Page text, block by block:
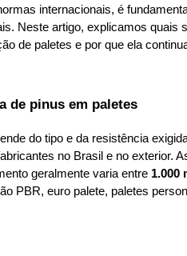
internacionais, é
Neste artigo, explicamos quais
de paletes e por que ela
de pinus em paletes
do tipo e da resistência
no Brasil e no exterior.
geralmente varia entre 1.000
PBR, euro palete, paletes